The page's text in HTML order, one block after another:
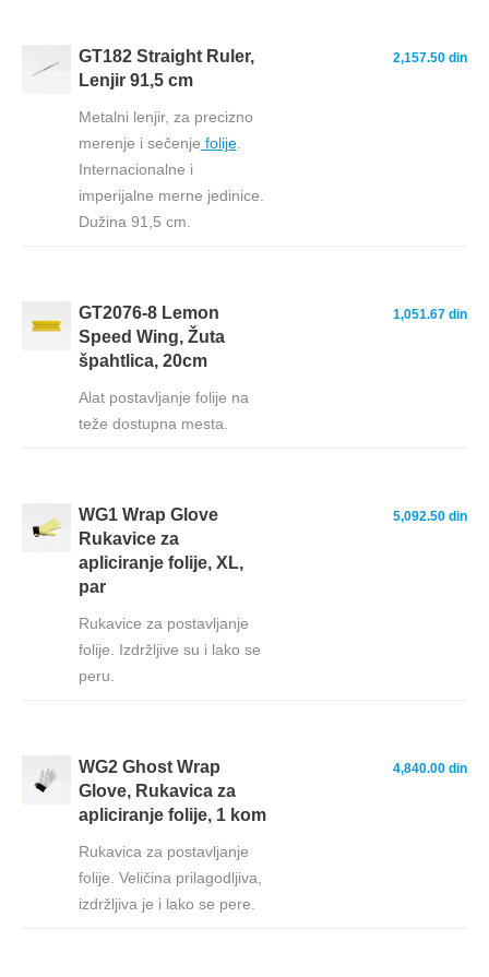
GT182 Straight Ruler,
Lenjir 91,5 cm
Metalni lenjir, za precizno
merenje i sečenje folije.
Internacionalne i
imperijalne merne jedinice.
Dužina 91,5 cm.
2,157.50 din
GT2076-8 Lemon
Speed Wing, Žuta
špahtlica, 20cm
Alat postavljanje folije na
teže dostupna mesta.
1,051.67 din
WG1 Wrap Glove
Rukavice za
apliciranje folije, XL,
par
Rukavice za postavljanje
folije. Izdržljive su i lako se
peru.
5,092.50 din
WG2 Ghost Wrap
Glove, Rukavica za
apliciranje folije, 1 kom
Rukavica za postavljanje
folije. Veličina prilagodljiva,
izdržljiva je i lako se pere.
4,840.00 din